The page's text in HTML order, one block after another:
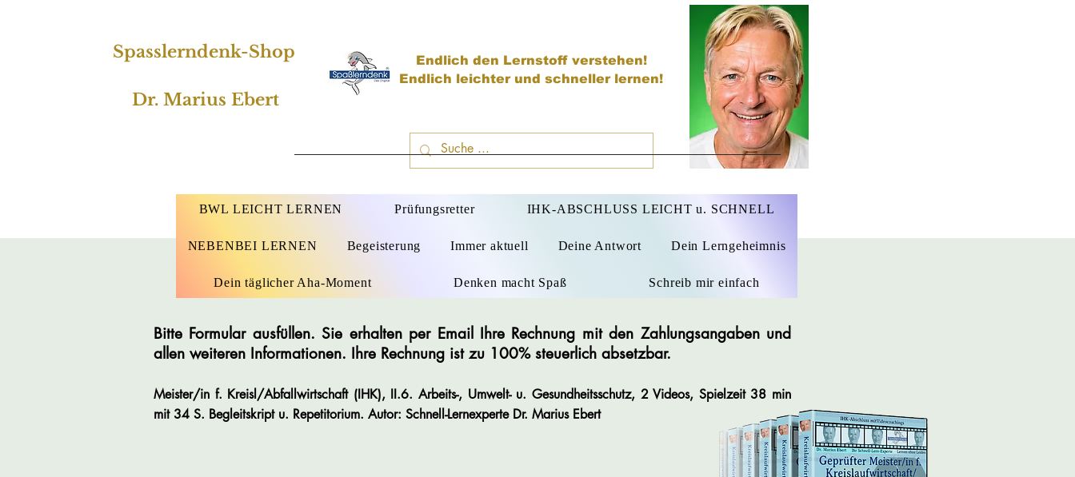
Spasslerndenk-Shop
Dr. Marius Ebert
Endlich den Lernstoff verstehen!
Endlich leichter und schneller lernen!
Dr. Marius Ebert
BWL LEICHT LERNEN Prüfungsretter IHK-ABSCHLUSS LEICHT u. SCHNELL
NEBENBEI LERNEN Begeisterung Immer aktuell Deine Antwort Dein Lerngeheimnis
Dein täglicher Aha-Moment Denken macht Spaß Schreib mir einfach
Bitte Formular ausfüllen. Sie erhalten per Email Ihre Rechnung mit den Zahlungsangaben und
allen weiteren Informationen. Ihre Rechnung ist zu 100% steuerlich absetzbar.
Meister/in f. Kreisl/Abfallwirtschaft (IHK), II.6. Arbeits-, Umwelt- u. Gesundheitsschutz, 2 Videos, Spielzeit 38 min
mit 34 S. Begleitskript u. Repetitorium. Autor: Schnell-Lernexperte Dr. Marius Ebert